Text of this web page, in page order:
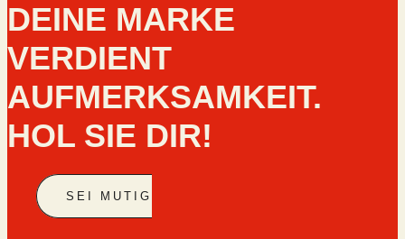
DEINE MARKE
VERDIENT
AUFMERKSAMKEIT.
HOL SIE DIR!
SEI MUTIG